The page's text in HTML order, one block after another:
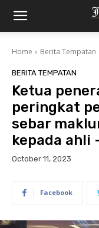
Home Berita Tempatan
BERITA TEMPATAN
Ketua
peringkat
sebar
kepada ahli
October 11, 2023
Facebook